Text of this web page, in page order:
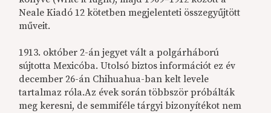
Neale Kiadó 12 kötetben megjelenteti összegyűjtött
műveit.
1913. október 2-án jegyet vált a polgárháború
sújtotta Mexicóba. Utolsó biztos információt ez év
december 26-án Chihuahua-ban kelt levele
tartalmaz róla.Az évek során többször próbálták
meg keresni, de semmiféle tárgyi bizonyítékot nem